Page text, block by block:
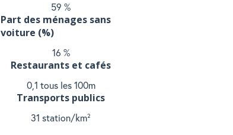
59 %
Part des ménages sans
voiture (%)
16 %
Restaurants et cafés
0,1 tous les 100m
Transports publics
31 station/km²